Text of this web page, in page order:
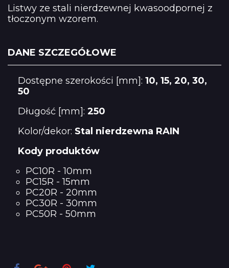
Listwy ze stali nierdzewnej kwasoodpornej z
tłoczonym wzorem.
DANE SZCZEGÓŁOWE
Dostępne szerokości [mm]: 10, 15, 20, 30,
50
Długość [mm]: 250
Kolor/dekor: Stal nierdzewna RAIN
Kody produktów
PC10R - 10mm
PC15R - 15mm
PC20R - 20mm
PC30R - 30mm
PC50R - 50mm